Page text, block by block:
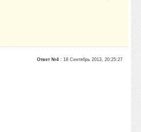
Ответ №4 :18 Сентябрь 2013, 20:25:27